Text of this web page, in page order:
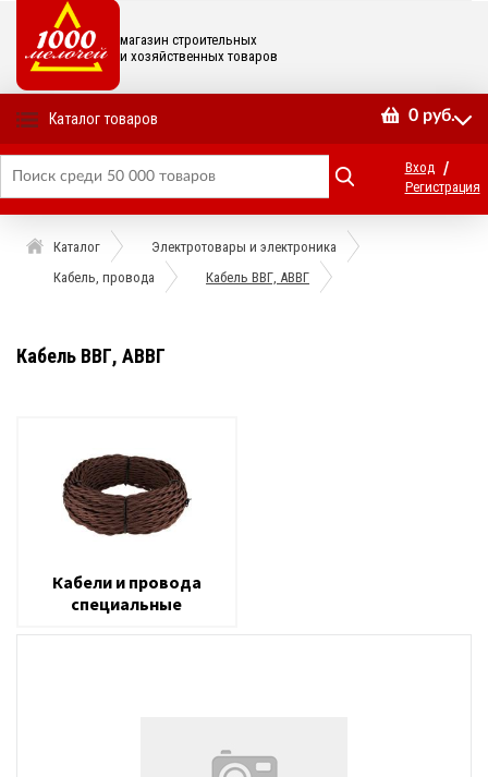
магазин строительных
и хозяйственных товаров
Каталог товаров 0 руб.
Вход /
Регистрация
Каталог
Электротовары и электроника
Кабель, провода
Кабель ВВГ, АВВГ
Кабель ВВГ, АВВГ
Кабели и провода
специальные